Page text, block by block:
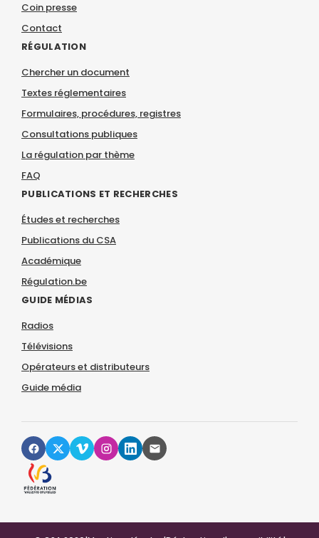
Coin presse
Contact
RÉGULATION
Chercher un document
Textes réglementaires
Formulaires, procédures, registres
Consultations publiques
La régulation par thème
FAQ
PUBLICATIONS ET RECHERCHES
Études et recherches
Publications du CSA
Académique
Régulation.be
GUIDE MÉDIAS
Radios
Télévisions
Opérateurs et distributeurs
Guide média